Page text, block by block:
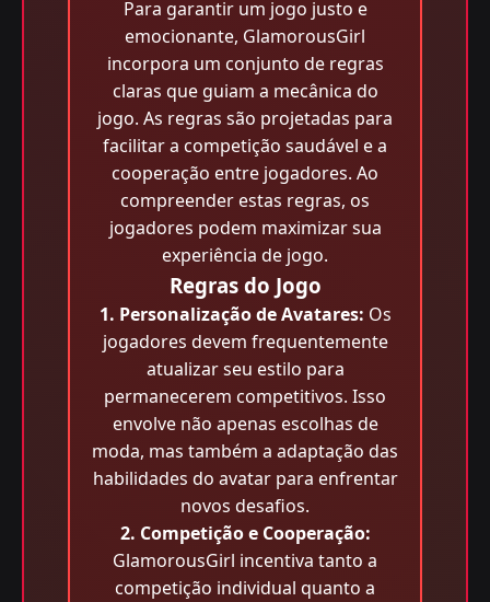
Para garantir um jogo justo e
emocionante, GlamorousGirl
incorpora um conjunto de regras
claras que guiam a mecânica do
jogo. As regras são projetadas para
facilitar a competição saudável e a
cooperação entre jogadores. Ao
compreender estas regras, os
jogadores podem maximizar sua
experiência de jogo.
Regras do Jogo
1. Personalização de Avatares: Os
jogadores devem frequentemente
atualizar seu estilo para
permanecerem competitivos. Isso
envolve não apenas escolhas de
moda, mas também a adaptação das
habilidades do avatar para enfrentar
novos desafios.
2. Competição e Cooperação:
GlamorousGirl incentiva tanto a
competição individual quanto a